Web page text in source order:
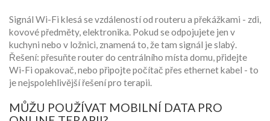
Signál Wi-Fi klesá se vzdáleností od routeru a překážkami - zdi,
kovové předměty, elektronika. Pokud se odpojujete jen v
kuchyni nebo v ložnici, znamená to, že tam signál je slabý.
Řešení: přesuňte router do centrálního místa domu, přidejte
Wi-Fi opakovač, nebo připojte počítač přes ethernet kabel - to
je nejspolehlivější řešení pro terapii.
MŮŽU POUŽÍVAT MOBILNÍ DATA PRO